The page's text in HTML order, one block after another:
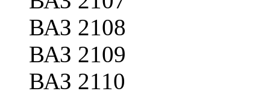
ВАЗ 2108
ВАЗ 2109
ВАЗ 2110